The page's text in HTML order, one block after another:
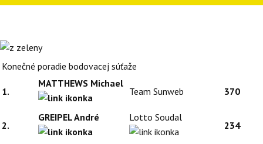
Konečné poradie bodovacej súťaže
1.
MATTHEWS Michael
Team Sunweb 370
2.
GREIPEL André Lotto Soudal
234